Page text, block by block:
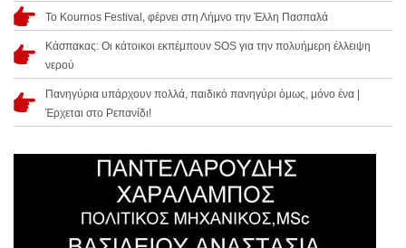
Το Kournos Festival, φέρνει στη Λήμνο την Έλλη Πασπαλά
Κάσπακας: Οι κάτοικοι εκπέμπουν SOS για την πολυήμερη έλλειψη
νερού
Πανηγύρια υπάρχουν πολλά, παιδικό πανηγύρι όμως, μόνο ένα |
Έρχεται στο Ρεπανίδι!